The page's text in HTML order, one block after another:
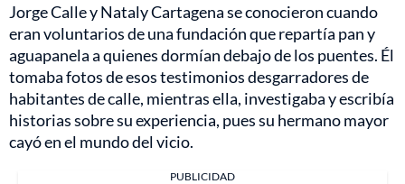
Jorge Calle y Nataly Cartagena se conocieron cuando
eran voluntarios de una fundación que repartía pan y
aguapanela a quienes dormían debajo de los puentes. Él
tomaba fotos de esos testimonios desgarradores de
habitantes de calle, mientras ella, investigaba y escribía
historias sobre su experiencia, pues su hermano mayor
cayó en el mundo del vicio.
PUBLICIDAD